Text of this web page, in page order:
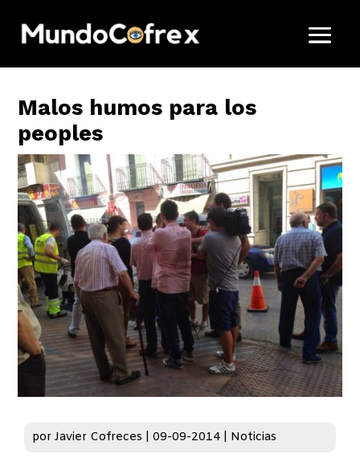
Malos humos para los
peoples
porJavier Cofreces |09-09-2014 Noticias